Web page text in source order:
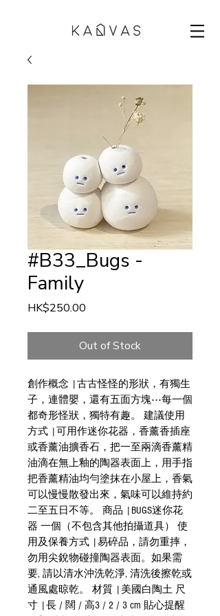
#B33_Bugs -
Family
HK$250.00
Out of Stock
創作概念 |古古怪怪的形狀，有獨生
子，連體嬰，還有五面方塊⋯每一個
都奇形怪狀，獨特有趣。 建議使用
方式 |可用作迷你花器，香薰香插座
或香薰油擴香石，把一至兩滴香薰精
油滴在無上釉的陶器表面上，用手指
把香薰精油均勻塗抹在小屋上，香氣
可以慢慢散發出來，氣味可以維持約
二至五日不等。 商品 |BUGS迷你花
器 一個（不包含其他拍攝道具） 使
用及保養方式 |易碎品，請勿重摔，
勿用尖銳物碰撞陶器表面。如果需
要, 請以清水沖洗乾淨, 清洗後擦乾或
通風處晾乾。 材質 |美國白陶土 尺
寸 |長 / 闊 / 高3 / 2 / 3 cm 貼心提醒